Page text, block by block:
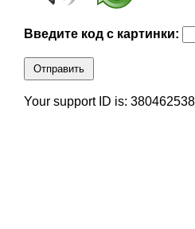
Введите код с картинки:
Отправить
Your support ID is: